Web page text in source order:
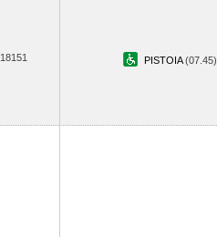
18151 PISTOIA(07.45)